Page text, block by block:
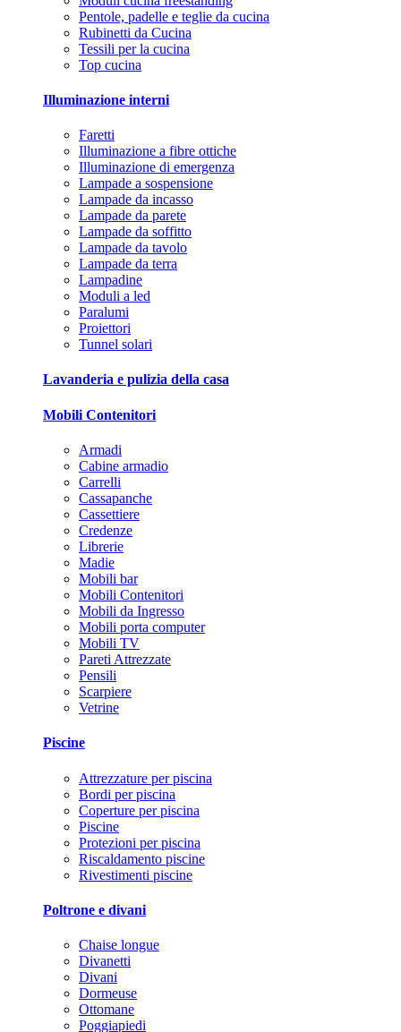
Pentole, padelle e teglie da cucina
Rubinetti da Cucina
Tessili per la cucina
Top cucina
Illuminazione interni
Faretti
Illuminazione a fibre ottiche
Illuminazione di emergenza
Lampade a sospensione
Lampade da incasso
Lampade da parete
Lampade da soffitto
Lampade da tavolo
Lampade da terra
Lampadine
Moduli a led
Paralumi
Proiettori
Tunnel solari
Lavanderia e pulizia della casa
Mobili Contenitori
Armadi
Cabine armadio
Carrelli
Cassapanche
Cassettiere
Credenze
Librerie
Madie
Mobili bar
Mobili Contenitori
Mobili da Ingresso
Mobili porta computer
Mobili TV
Pareti Attrezzate
Pensili
Scarpiere
Vetrine
Piscine
Attrezzature per piscina
Bordi per piscina
Coperture per piscina
Piscine
Protezioni per piscina
Riscaldamento piscine
Rivestimenti piscine
Poltrone e divani
Chaise longue
Divanetti
Divani
Dormeuse
Ottomane
Poggiapiedi